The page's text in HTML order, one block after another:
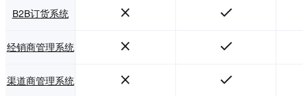
B2B订货系统
经销商管理系统
渠道商管理系统